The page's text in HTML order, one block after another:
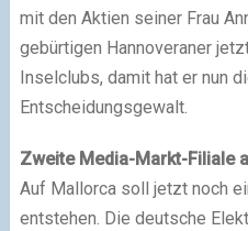
mit den Aktien seiner Frau
gebürtigen Hannoveraner
Inselclubs, damit hat er nun
Entscheidungsgewalt.
Zweite Media-Markt-Filiale
Auf Mallorca soll jetzt noch
entstehen. Die deutsche